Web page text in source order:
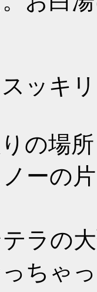
ッキ
の場
ーの
ラの
ちゃ